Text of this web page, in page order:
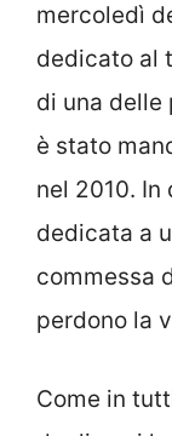
mercoledì
dedicato al
di una delle
è stato
nel 2010. In
dedicata a
commessa
perdono la
Come in